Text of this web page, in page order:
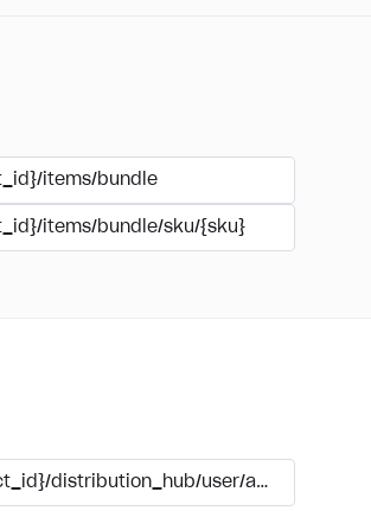
items/bundle
items/bundle/sku/{sku}
distribution_hub/user/auth